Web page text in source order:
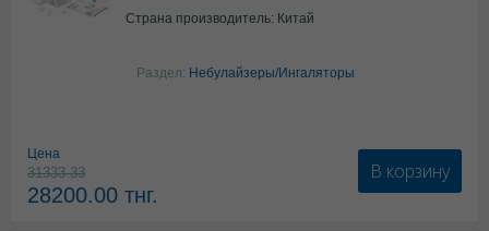
Страна производитель: Китай
Раздел: Небулайзеры/Ингаляторы
Цена
31333.33
28200.00 тнг.
В корзину